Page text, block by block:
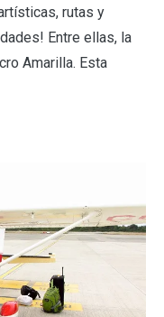
rutas y
Entre ellas, la
Amarilla. Esta